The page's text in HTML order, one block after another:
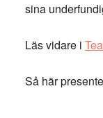
sina
Läs vidare i
Så här